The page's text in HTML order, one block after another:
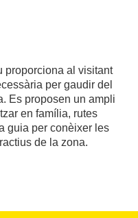
proporciona al visitant
per gaudir del
Es proposen un ampli
en família, rutes
guia per conèixer les
de la zona.